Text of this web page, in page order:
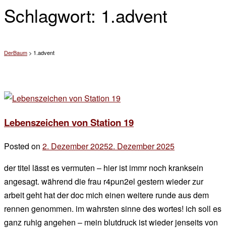
Schlagwort: 1.advent
DerBaum > 1.advent
Lebenszeichen von Station 19
Posted on 2. Dezember 20252. Dezember 2025
chef
der titel lässt es vermuten – hier ist immr noch kranksein
angesagt. während die frau r4pun2el gestern wieder zur
arbeit geht hat der doc mich einen weitere runde aus dem
rennen genommen. im wahrsten sinne des wortes! ich soll es
ganz ruhig angehen – mein blutdruck ist wieder jenseits von